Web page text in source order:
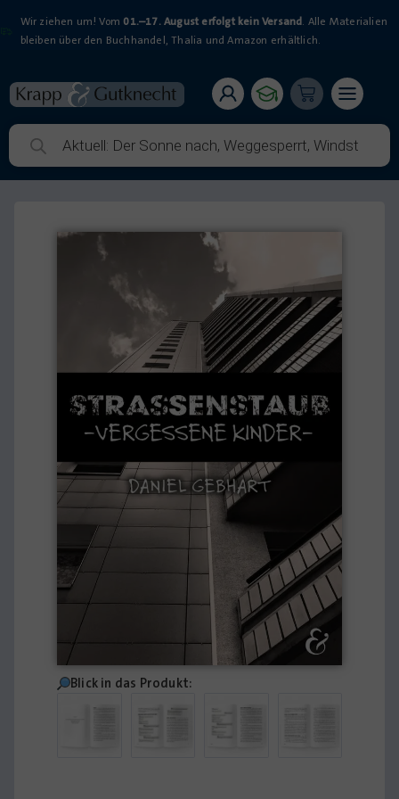
Wir ziehen um! Vom 01.–17. August erfolgt kein Versand. Alle Materialien
bleiben über den Buchhandel, Thalia und Amazon erhältlich.
Blick in das Produkt: